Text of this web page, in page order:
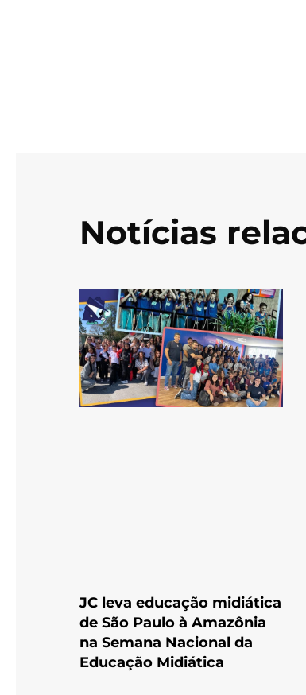
Notícias
JC leva educação midiática
de São Paulo à Amazônia
na Semana Nacional da
Educação Midiática